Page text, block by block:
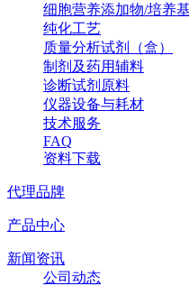
细胞营养添加物/培养
纯化工艺
质量分析试剂（盒）
制剂及药用辅料
诊断试剂原料
仪器设备与耗材
技术服务
FAQ
资料下载
代理品牌
产品中心
新闻资讯
公司动态